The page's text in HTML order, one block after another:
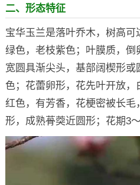
二、形态特征
宝华玉兰是落叶乔木，树高
绿色，老枝紫色；叶膜质，
宽圆具渐尖头，基部阔楔形
色；花蕾卵形，花先叶开放
红色，有芳香，花梗密被长毛
形，成熟蓇葖近圆形；花期3